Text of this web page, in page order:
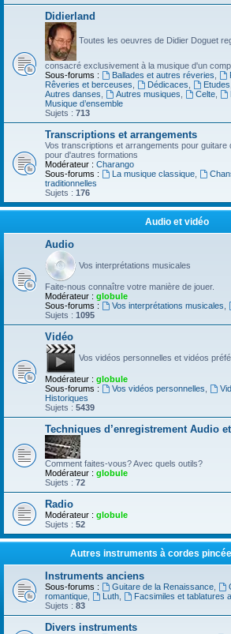
Didierland
Toutes les oeuvres de Didier Doguet
consacré exclusivement à la musique d'un
Sous-forums :
Ballades et autres réveries
Rêveries et berceuses
Dédicaces Etudes
Autres danses
Autres musiques Celte,
Musique d’ensemble
Sujets : 713
Transcriptions et arrangements
Vos transcriptions et arrangements pour guitare
pour d'autres formations
Modérateur : Charango
Sous-forums :
La musique classique,
traditionnelles
Sujets : 176
Audio et vidéo
Audio
Vos interprétations musicales
Faite-nous connaître votre manière de jouer.
Modérateur : globule
Sous-forums :
Vos interprétations musicales
Sujets : 1095
Vidéo
Vos vidéos personnelles et vidéos
Modérateur : globule
Sous-forums :
Vos vidéos personnelles
Historiques
Sujets : 5439
Techniques d’enregistrement Audio
Comment faites-vous? Avec quels outils?
Modérateur : globule
Sujets : 72
Radio
Modérateur : globule
Sujets : 52
Autres instruments à cordes
Instruments anciens
Sous-forums : Guitare de la Renaissance,
romantique
Luth,
Facsimiles et tablatures
Sujets : 83
Divers instruments